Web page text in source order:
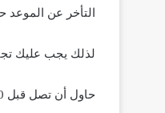
التأخر عن
لذلك يجب عليك
حاول أن تصل قبل 10 دقائق تقريباً من الموعد المحدّد، فذلك يتيح لك استجماع ثقتك ،وترتيب هندامك قبل الدخول إلى المقابلة.